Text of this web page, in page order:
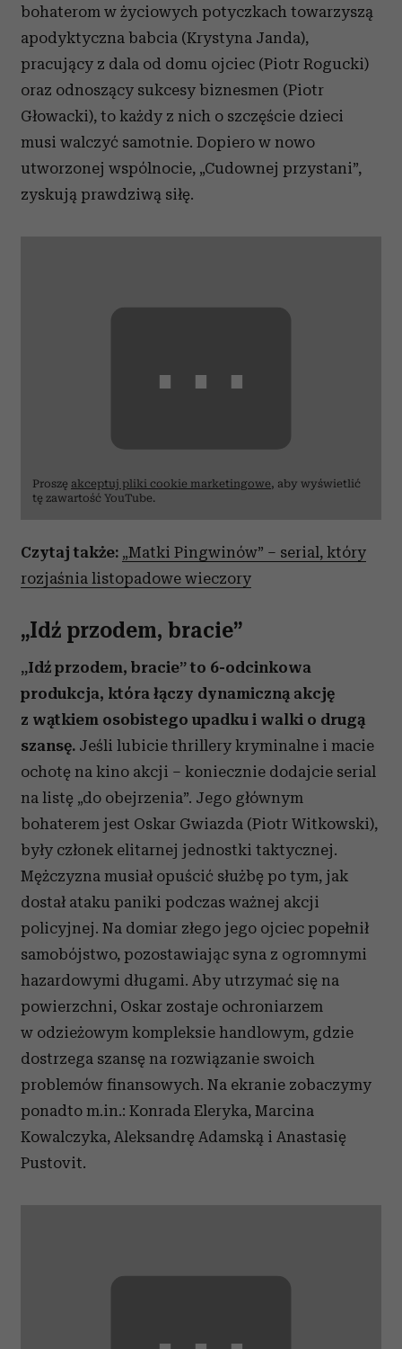
bohaterom w życiowych potyczkach towarzyszą
apodyktyczna babcia (Krystyna Janda),
pracujący z dala od domu ojciec (Piotr Rogucki)
oraz odnoszący sukcesy biznesmen (Piotr
Głowacki), to każdy z nich o szczęście dzieci
musi walczyć samotnie. Dopiero w nowo
utworzonej wspólnocie, „Cudownej przystani”,
zyskują prawdziwą siłę.
⋯
Proszę akceptuj pliki cookie marketingowe, aby wyświetlić
tę zawartość YouTube.
Czytaj także: „Matki Pingwinów” – serial, który
rozjaśnia listopadowe wieczory
„Idź przodem, bracie”
„Idź przodem, bracie” to 6-odcinkowa
produkcja, która łączy dynamiczną akcję
z wątkiem osobistego upadku i walki o drugą
szansę. Jeśli lubicie thrillery kryminalne i macie
ochotę na kino akcji – koniecznie dodajcie serial
na listę „do obejrzenia”. Jego głównym
bohaterem jest Oskar Gwiazda (Piotr Witkowski),
były członek elitarnej jednostki taktycznej.
Mężczyzna musiał opuścić służbę po tym, jak
dostał ataku paniki podczas ważnej akcji
policyjnej. Na domiar złego jego ojciec popełnił
samobójstwo, pozostawiając syna z ogromnymi
hazardowymi długami. Aby utrzymać się na
powierzchni, Oskar zostaje ochroniarzem
w odzieżowym kompleksie handlowym, gdzie
dostrzega szansę na rozwiązanie swoich
problemów finansowych. Na ekranie zobaczymy
ponadto m.in.: Konrada Eleryka, Marcina
Kowalczyka, Aleksandrę Adamską i Anastasię
Pustovit.